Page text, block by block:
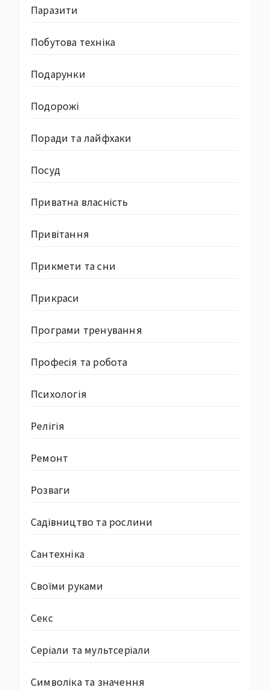
Паразити
Побутова техніка
Подарунки
Подорожі
Поради та лайфхаки
Посуд
Приватна власність
Привітання
Прикмети та сни
Прикраси
Програми тренування
Професія та робота
Психологія
Релігія
Ремонт
Розваги
Садівництво та рослини
Сантехніка
Своїми руками
Секс
Серіали та мультсеріали
Символіка та значення